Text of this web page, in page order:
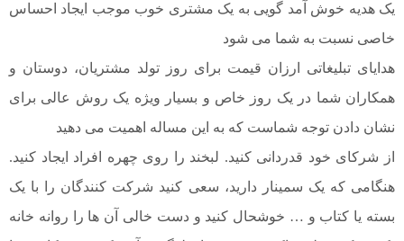
یک هدیه خوش آمد گویی به یک مشتری خوب موجب ایجاد احساس
خاصی نسبت به شما می شود
هدایای تبلیغاتی ارزان قیمت برای روز تولد مشتریان، دوستان و
همکاران شما در یک روز خاص و بسیار ویژه یک روش عالی برای
نشان دادن توجه شماست که به این مساله اهمیت می دهید
از شرکای خود قدردانی کنید. لبخند را روی چهره افراد ایجاد کنید.
هنگامی که یک سمینار دارید، سعی کنید شرکت کنندگان را با یک
بسته یا کتاب و … خوشحال کنید و دست خالی آن ها را روانه خانه